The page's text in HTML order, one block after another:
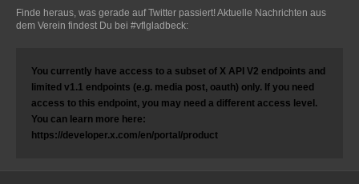
Finde heraus, was gerade auf Twitter passiert! Aktuelle Nachrichten aus
dem Verein findest Du bei #vflgladbeck:
You currently have access to a subset of X API V2 endpoints and
limited v1.1 endpoints (e.g. media post, oauth) only. If you need
access to this endpoint, you may need a different access level.
You can learn more here:
https://developer.x.com/en/portal/product